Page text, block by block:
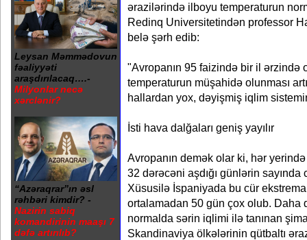
Leysan Məmmədovun
fəaliyyəti
araşdırılacaq….-
Milyonlar necə
xərclənir?
“Azəraqrar”ın əsl
rəhbəri kimdir? -
Nazirin sabiq
komandirinin maaşı 7
dəfə artırılıb?
ərazilərində ilboyu temperaturun
Redinq Universitetindən professor
belə şərh edib:
"Avropanın 95 faizində bir il ərzində
temperaturun müşahidə olunması
hallardan yox, dəyişmiş iqlim
İsti hava dalğaları geniş yayılır
Avropanın demək olar ki, hər
32 dərəcəni aşdığı günlərin
Xüsusilə İspaniyada bu cür
ortalamadan 50 gün çox olub. Daha
normalda sərin iqlimi ilə tanınan
Skandinaviya ölkələrinin qütbaltı